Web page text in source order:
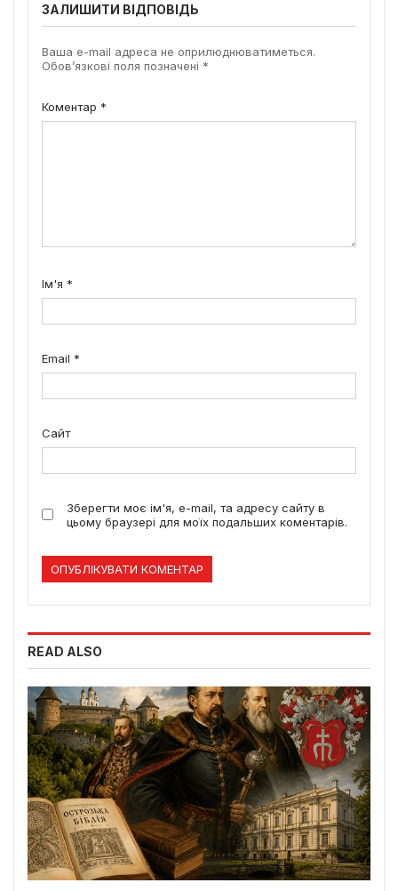
ЗАЛИШИТИ ВІДПОВІДЬ
Ваша e-mail адреса не оприлюднюватиметься.
Обов’язкові поля позначені *
Коментар *
Ім'я *
Email *
Сайт
Зберегти моє ім'я, e-mail, та адресу сайту в
цьому браузері для моїх подальших коментарів.
READ ALSO